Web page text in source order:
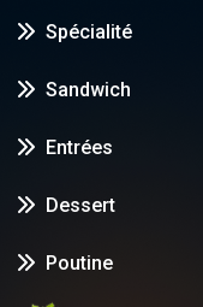
Spécialité
Sandwich
Entrées
Dessert
Poutine